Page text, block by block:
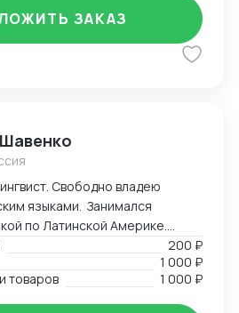
ЗАКАЗ
Свободно владею
языками. Занимался
по Латинской Америке.
по закупке,
Перевозил товары до складов
занимаюсь
в Российскую Федерацию из
200 ₽
1 000 ₽
товаров
1 000 ₽